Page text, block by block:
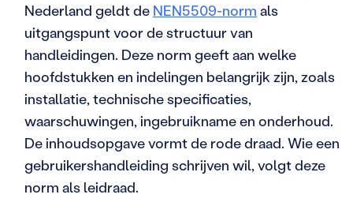
Nederland geldt de NEN5509-norm als
uitgangspunt voor de structuur van
handleidingen. Deze norm geeft aan welke
hoofdstukken en indelingen belangrijk zijn, zoals
installatie, technische specificaties,
waarschuwingen, ingebruikname en onderhoud.
De inhoudsopgave vormt de rode draad. Wie een
gebruikershandleiding schrijven wil, volgt deze
norm als leidraad.